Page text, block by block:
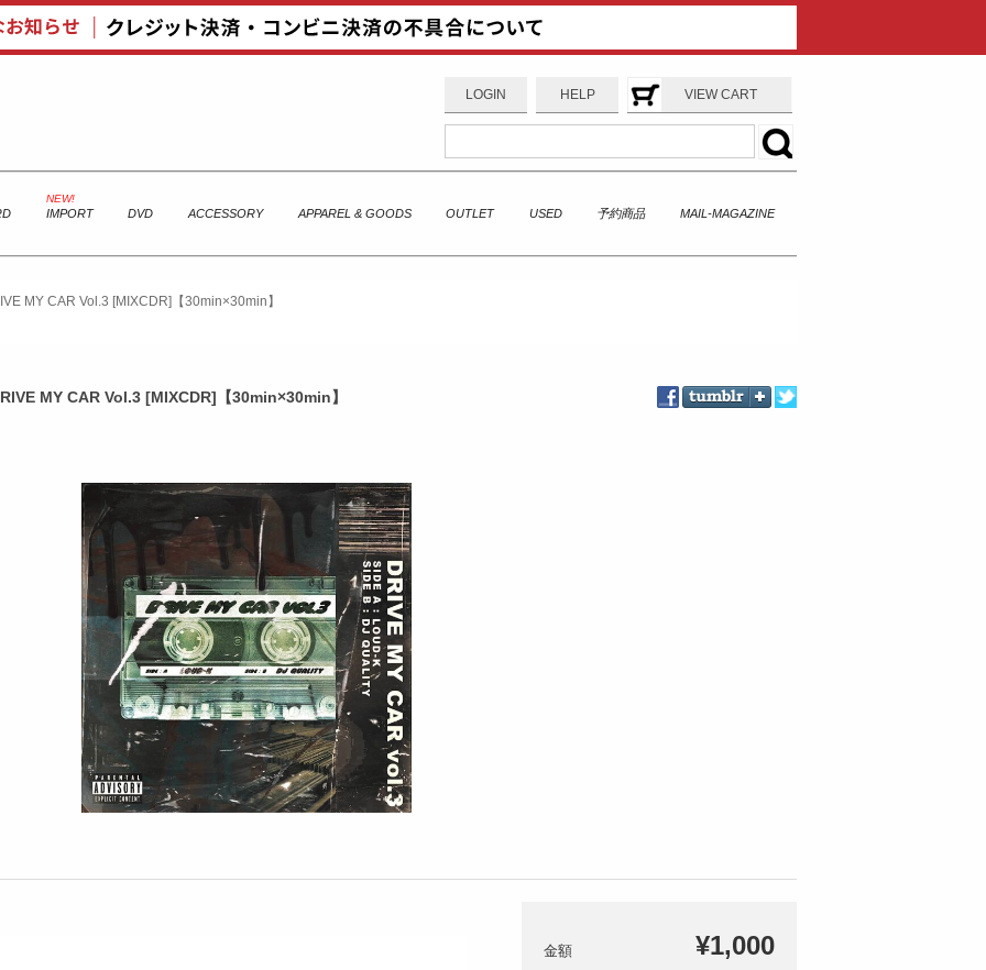
LOGIN HELP VIEW CART
IMPORT DVD ACCESSORY APPAREL & GOODS OUTLET USED 予約商品 MAIL-MAGAZINE
MY CAR Vol.3 [MIXCDR]【30min×30min】
MY CAR Vol.3 [MIXCDR]【30min×30min】
¥1,000